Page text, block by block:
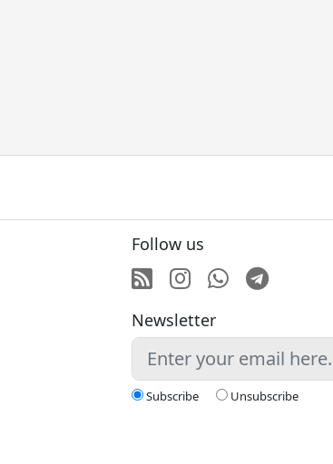
Follow us
RSSInstagram
Whatsapp
Telegram
Newsletter
Subscribe Unsubscribe